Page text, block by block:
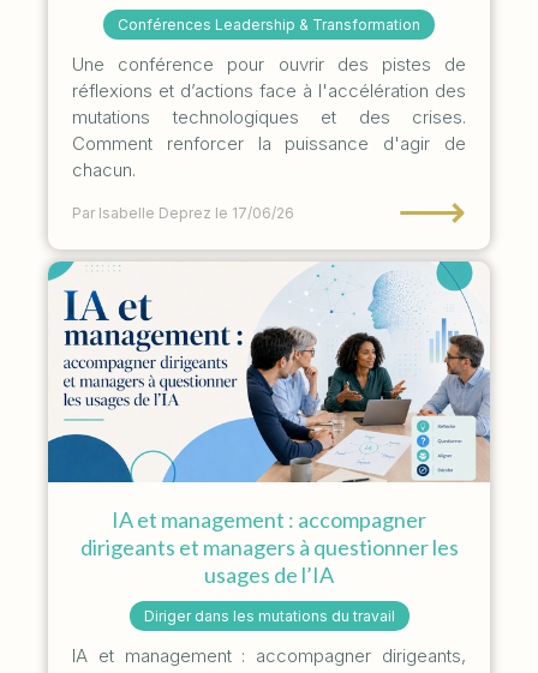
Conférences Leadership & Transformation
Une conférence pour ouvrir des pistes de
réflexions et d’actions face à l'accélération des
mutations technologiques et des crises.
Comment renforcer la puissance d'agir de
chacun.
Par Isabelle Deprez le 17/06/26 ⟶
IA et management : accompagner
dirigeants et managers à questionner les
usages de l’IA
Diriger dans les mutations du travail
IA et management : accompagner dirigeants,